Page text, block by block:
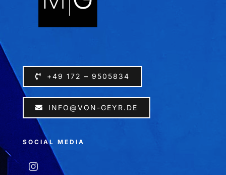
+49 172 – 9505834
INFO@VON-GEYR.DE
SOCIAL MEDIA